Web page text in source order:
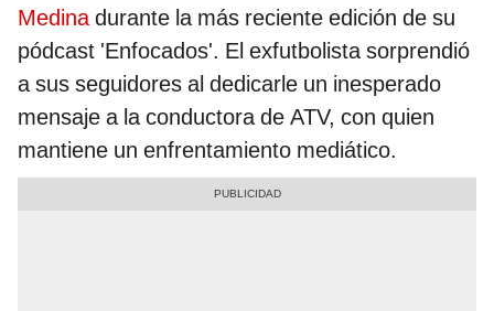
Medinadurante la más reciente edición de su
pódcast 'Enfocados'. El exfutbolista sorprendió
a sus seguidores al dedicarle un inesperado
mensaje a la conductora de ATV, con quien
mantiene un enfrentamiento mediático.